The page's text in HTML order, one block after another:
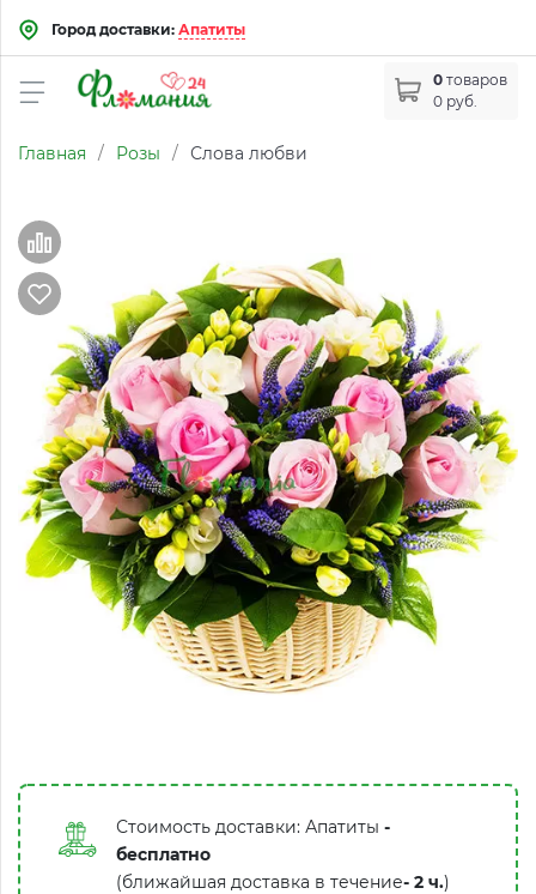
Город доставки: Апатиты
0 товаров
0 руб.
Главная / Розы / Слова любви
Стоимость доставки: Апатиты -
бесплатно
(ближайшая доставка в течение- 2 ч.)